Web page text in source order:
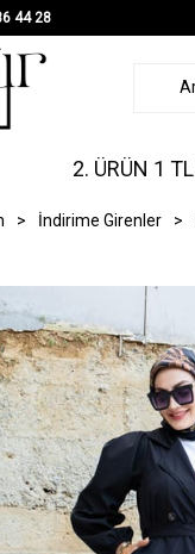
44 28
2. ÜRÜN 1 TL
> İndirime Girenler >